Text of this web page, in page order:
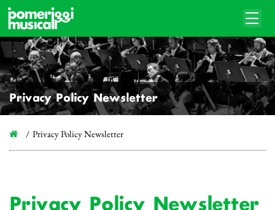
Privacy Policy Newsletter
Privacy Policy Newsletter